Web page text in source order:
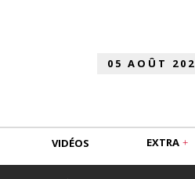
VIDÉOS EXTRA